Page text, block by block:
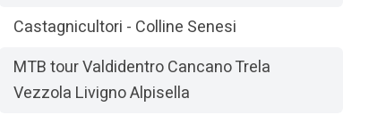
Castagnicultori - Colline Senesi
MTB tour Valdidentro Cancano Trela
Vezzola Livigno Alpisella